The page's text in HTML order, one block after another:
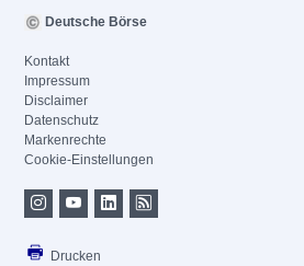
Deutsche Börse
Kontakt
Impressum
Disclaimer
Datenschutz
Markenrechte
Cookie-Einstellungen
Drucken